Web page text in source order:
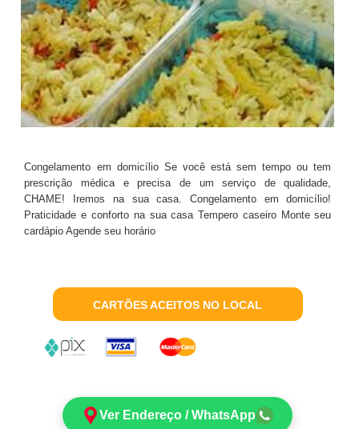
Congelamento em domicílio Se você está sem tempo ou tem
prescrição médica e precisa de um serviço de qualidade,
CHAME! Iremos na sua casa. Congelamento em domicílio!
Praticidade e conforto na sua casa Tempero caseiro Monte seu
cardápio Agende seu horário
CARTÕES ACEITOS NO LOCAL
Ver Endereço / WhatsApp